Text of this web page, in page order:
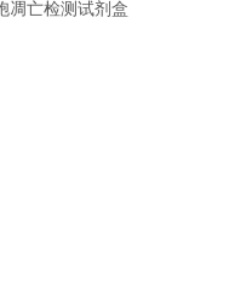
凋亡检测试剂盒